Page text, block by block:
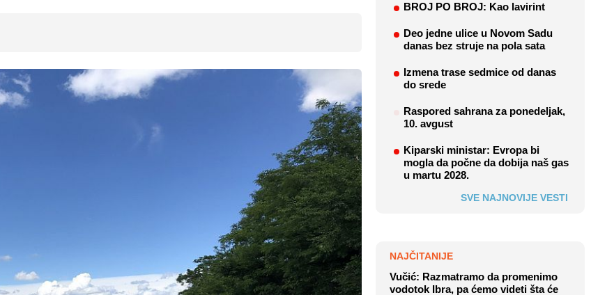
BROJ PO BROJ: Kao lavirint
Deo jedne ulice u Novom Sadu
danas bez struje na pola sata
Izmena trase sedmice od danas
do srede
Raspored sahrana za ponedeljak,
10. avgust
Kiparski ministar: Evropa bi
mogla da počne da dobija naš gas
u martu 2028.
SVE NAJNOVIJE VESTI
NAJČITANIJE
Vučić: Razmatramo da promenimo
vodotok Ibra, pa ćemo videti šta će